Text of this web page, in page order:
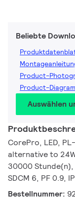
Beliebte
Product-
Product-
Auswählen
CorePro, LED,
alternative to
30000 Stunde(n),
SDCM 6, PF 0.9,
Bestellnummer: